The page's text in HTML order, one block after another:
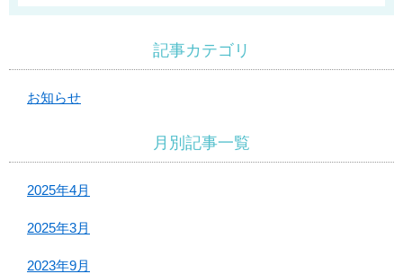
記事カテゴリ
お知らせ
月別記事一覧
2025年4月
2025年3月
2023年9月